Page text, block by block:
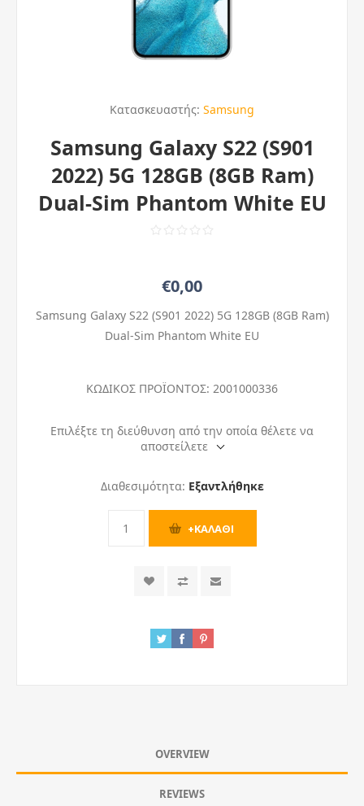
Κατασκευαστής: Samsung
Samsung Galaxy S22 (S901
2022) 5G 128GB (8GB Ram)
Dual-Sim Phantom White EU
€0,00
Samsung Galaxy S22 (S901 2022) 5G 128GB (8GB Ram)
Dual-Sim Phantom White EU
ΚΩΔΙΚΟΣ ΠΡΟΪΟΝΤΟΣ: 2001000336
Επιλέξτε τη διεύθυνση από την οποία θέλετε να
αποστείλετε
Διαθεσιμότητα: Εξαντλήθηκε
OVERVIEW
REVIEWS